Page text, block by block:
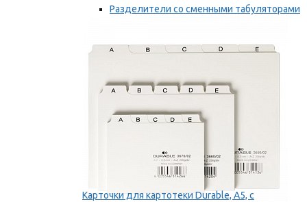
Разделители со сменными табуляторами
Карточки для картотеки Durable, A5, с